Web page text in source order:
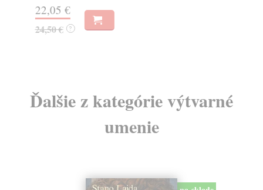
22,05 €
24,50 € ?
Ďalšie z kategórie výtvarné
umenie